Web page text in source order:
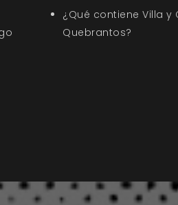
¿Qué contiene Villa y
Quebrantos?